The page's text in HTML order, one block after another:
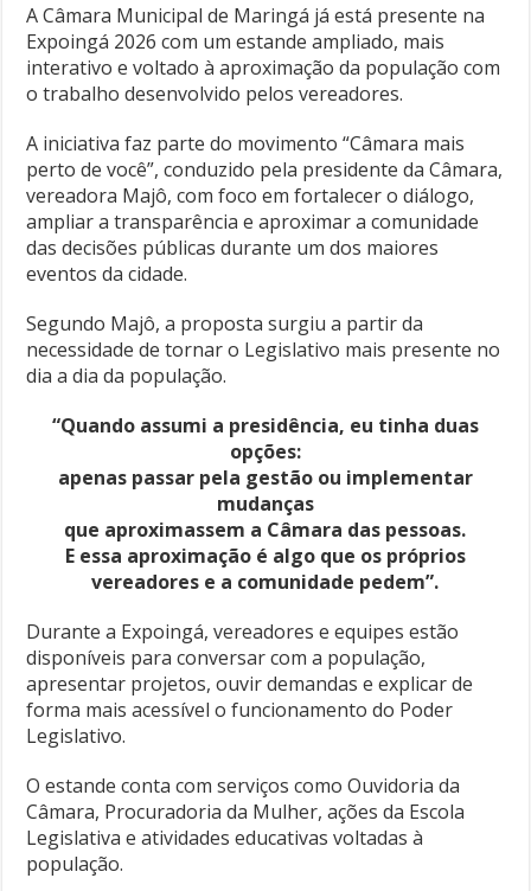
A Câmara Municipal de Maringá já está presente na
Expoingá 2026 com um estande ampliado, mais
interativo e voltado à aproximação da população com
o trabalho desenvolvido pelos vereadores.
A iniciativa faz parte do movimento “Câmara mais
perto de você”, conduzido pela presidente da Câmara,
vereadora Majô, com foco em fortalecer o diálogo,
ampliar a transparência e aproximar a comunidade
das decisões públicas durante um dos maiores
eventos da cidade.
Segundo Majô, a proposta surgiu a partir da
necessidade de tornar o Legislativo mais presente no
dia a dia da população.
“Quando assumi a presidência, eu tinha duas
opções:
apenas passar pela gestão ou implementar
mudanças
que aproximassem a Câmara das pessoas.
E essa aproximação é algo que os próprios
vereadores e a comunidade pedem”.
Durante a Expoingá, vereadores e equipes estão
disponíveis para conversar com a população,
apresentar projetos, ouvir demandas e explicar de
forma mais acessível o funcionamento do Poder
Legislativo.
O estande conta com serviços como Ouvidoria da
Câmara, Procuradoria da Mulher, ações da Escola
Legislativa e atividades educativas voltadas à
população.